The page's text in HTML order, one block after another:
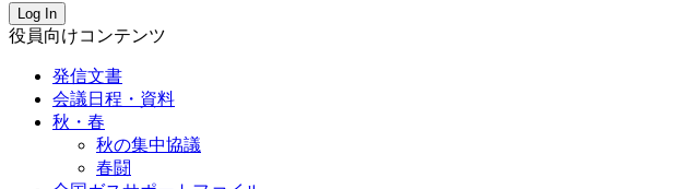
役員向けコンテンツ
発信文書
会議日程・資料
秋・春
秋の集中協議
春闘